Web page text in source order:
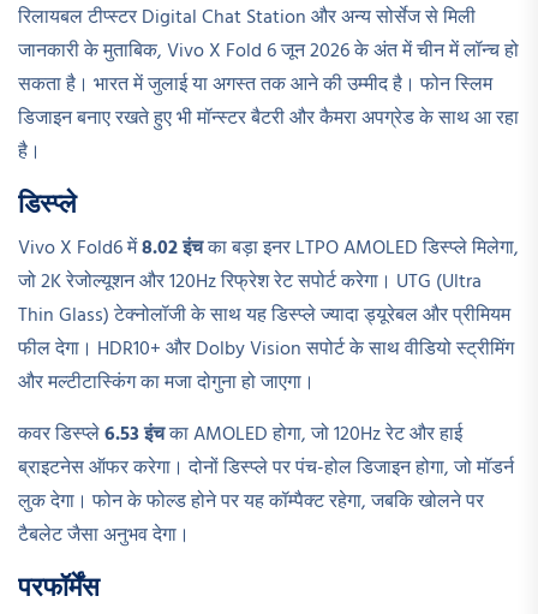
रिलायबल टीप्स्टर Digital Chat Station और अन्य सोर्सेज से मिली
जानकारी के मुताबिक, Vivo X Fold 6 जून 2026 के अंत में चीन में लॉन्च हो
सकता है। भारत में जुलाई या अगस्त तक आने की उम्मीद है। फोन स्लिम
डिजाइन बनाए रखते हुए भी मॉन्स्टर बैटरी और कैमरा अपग्रेड के साथ आ रहा
है।
डिस्प्ले
Vivo X Fold6 में8.02 इंचका बड़ा इनर LTPO AMOLED डिस्प्ले मिलेगा,
जो 2K रेजोल्यूशन और 120Hz रिफ्रेश रेट सपोर्ट करेगा। UTG (Ultra
Thin Glass) टेक्नोलॉजी के साथ यह डिस्प्ले ज्यादा ड्यूरेबल और प्रीमियम
फील देगा। HDR10+ और Dolby Vision सपोर्ट के साथ वीडियो स्ट्रीमिंग
और मल्टीटास्किंग का मजा दोगुना हो जाएगा।
कवर डिस्प्ले6.53 इंचका AMOLED होगा, जो 120Hz रेट और हाई
ब्राइटनेस ऑफर करेगा। दोनों डिस्प्ले पर पंच-होल डिजाइन होगा, जो मॉडर्न
लुक देगा। फोन के फोल्ड होने पर यह कॉम्पैक्ट रहेगा, जबकि खोलने पर
टैबलेट जैसा अनुभव देगा।
परफॉर्मेंस